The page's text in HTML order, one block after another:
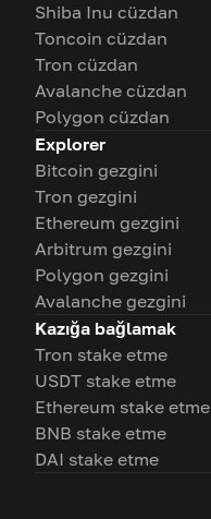
Shiba Inu cüzdan
Toncoin cüzdan
Tron cüzdan
Avalanche cüzdan
Polygon cüzdan
Explorer
Bitcoin gezgini
Tron gezgini
Ethereum gezgini
Arbitrum gezgini
Polygon gezgini
Avalanche gezgini
Kazığa bağlamak
Tron stake etme
USDT stake etme
Ethereum stake etme
BNB stake etme
DAI stake etme